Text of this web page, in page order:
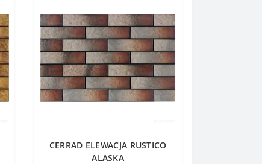
CERRAD ELEWACJA RUSTICO
ALASKA